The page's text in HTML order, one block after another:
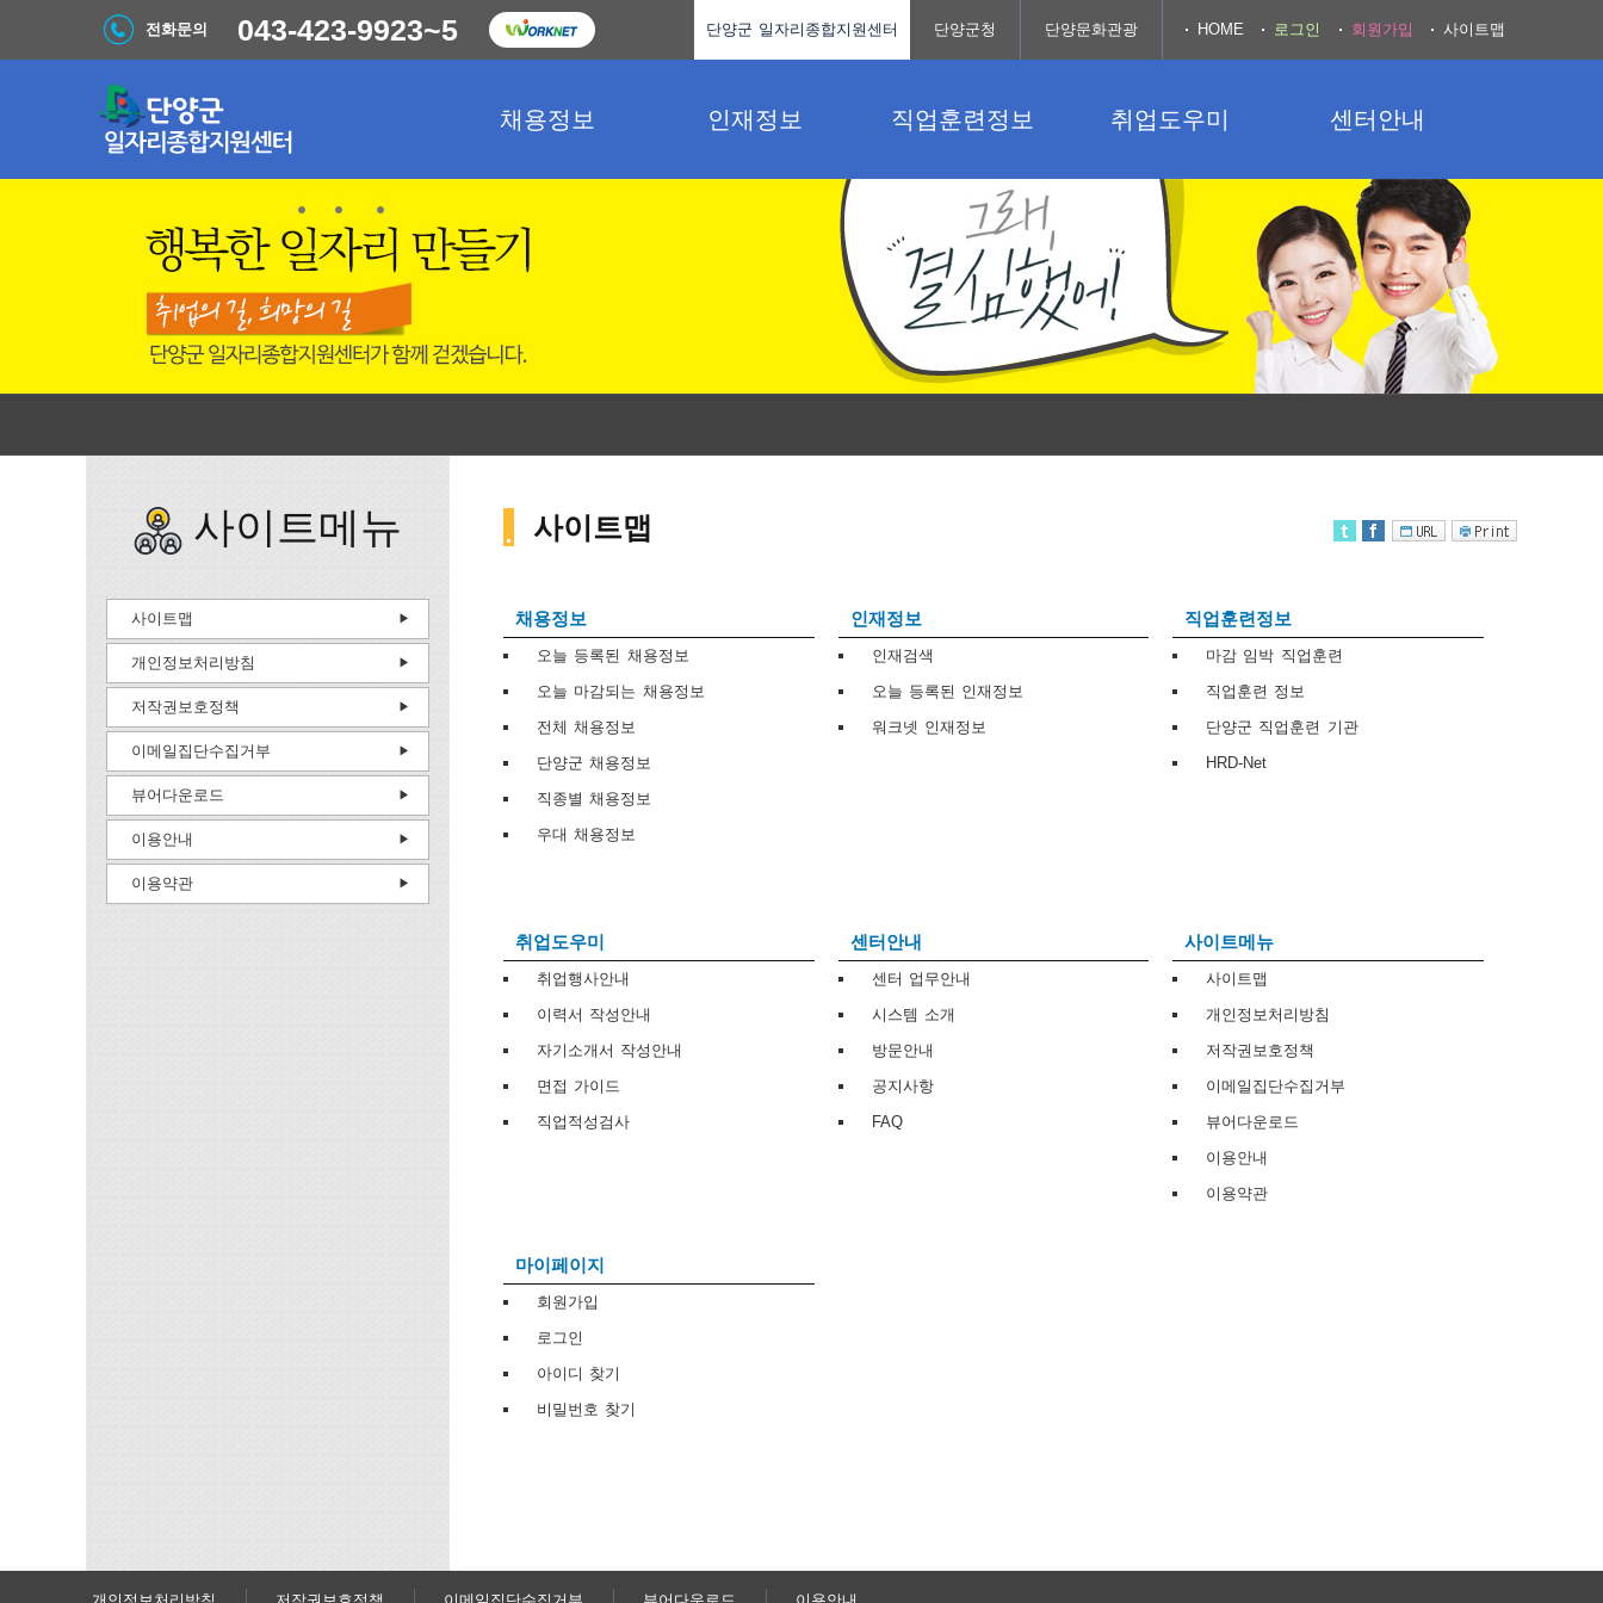
채용정보 인재정보 직업훈련정보 취업도우미 센터안내
전화문의 043-423-9923~5 단양군 일자리종합지원센터 단양군청 단양문화관광 HOME 로그인 회원가입 사이트맵
사이트맵
채용정보
오늘 등록된 채용정보
오늘 마감되는 채용정보
전체 채용정보
단양군 채용정보
직종별 채용정보
우대 채용정보
인재정보
인재검색
오늘 등록된 인재정보
워크넷 인재정보
직업훈련정보
마감 임박 직업훈련
직업훈련 정보
단양군 직업훈련 기관
HRD-Net
취업도우미
취업행사안내
이력서 작성안내
자기소개서 작성안내
면접 가이드
직업적성검사
센터안내
센터 업무안내
시스템 소개
방문안내
공지사항
FAQ
사이트메뉴
사이트맵
개인정보처리방침
저작권보호정책
이메일집단수집거부
뷰어다운로드
이용안내
이용약관
마이페이지
회원가입
로그인
아이디 찾기
비밀번호 찾기
사이트메뉴
사이트맵
개인정보처리방침
저작권보호정책
이메일집단수집거부
뷰어다운로드
이용안내
이용약관